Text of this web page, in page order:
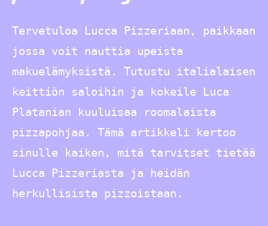
Tervetuloa Lucca Pizzeriaan, paikkaan
jossa voit nauttia upeista
makuelämyksistä. Tutustu italialaisen
keittiön saloihin ja kokeile Luca
Platanian kuuluisaa roomalaista
pizzapohjaa. Tämä artikkeli kertoo
sinulle kaiken, mitä tarvitset tietää
Lucca Pizzeriasta ja heidän
herkullisista pizzoistaan.